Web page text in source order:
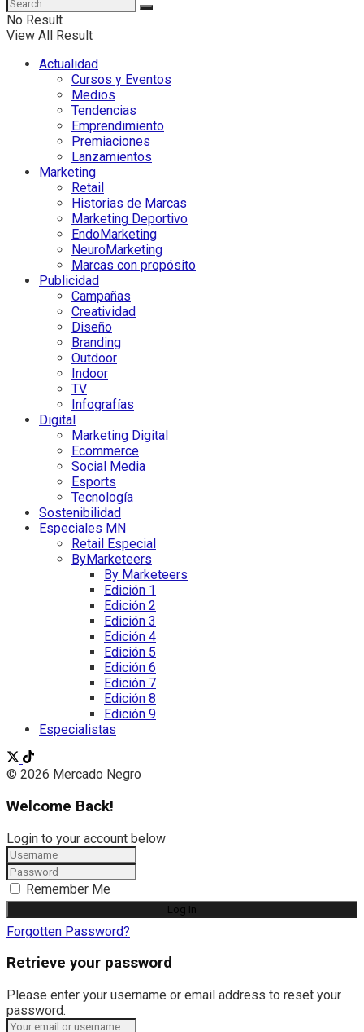
No Result
View All Result
Actualidad
Cursos y Eventos
Medios
Tendencias
Emprendimiento
Premiaciones
Lanzamientos
Marketing
Retail
Historias de Marcas
Marketing Deportivo
EndoMarketing
NeuroMarketing
Marcas con propósito
Publicidad
Campañas
Creatividad
Diseño
Branding
Outdoor
Indoor
TV
Infografías
Digital
Marketing Digital
Ecommerce
Social Media
Esports
Tecnología
Sostenibilidad
Especiales MN
Retail Especial
ByMarketeers
By Marketeers
Edición 1
Edición 2
Edición 3
Edición 4
Edición 5
Edición 6
Edición 7
Edición 8
Edición 9
Especialistas
© 2026 Mercado Negro
Welcome Back!
Login to your account below
Remember Me
Forgotten Password?
Retrieve your password
Please enter your username or email address to reset your
password.